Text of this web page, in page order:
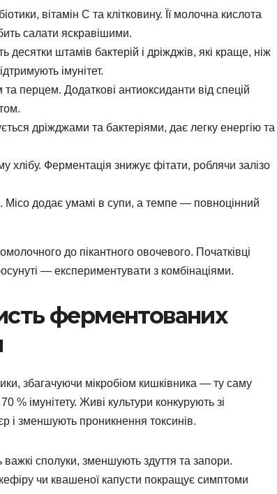
вітамін С та клітковину. Її молочна кислота
салати яскравішими.
десятки штамів бактерій і дріжджів, які краще, ніж
імунітет.
перцем. Додаткові антиоксиданти від спецій
дріжджами та бактеріями, дає легку енергію та
хлібу. Ферментація знижує фітати, роблячи залізо
Місо додає умамі в супи, а темпе — повноцінний
до пікантного овочевого. Початківці
— експериментувати з комбінаціями.
ферментованих
збагачуючи мікробіом кишківника — ту саму
% імунітету. Живі культури конкурують зі
і зменшують проникнення токсинів.
сполуки, зменшують здуття та запори.
чи квашеної капусти покращує симптоми